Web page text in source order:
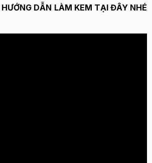
DẪN LÀM KEM TẠI ĐÂY NHÉ